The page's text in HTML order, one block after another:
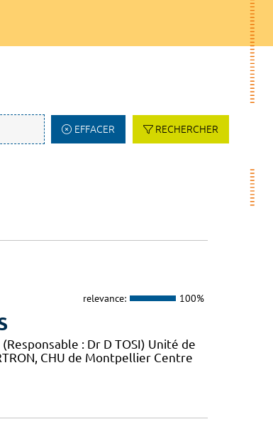
EFFACER RECHERCHER
relevance: 100%
(Responsable : Dr D TOSI) Unité de
CHU de Montpellier Centre